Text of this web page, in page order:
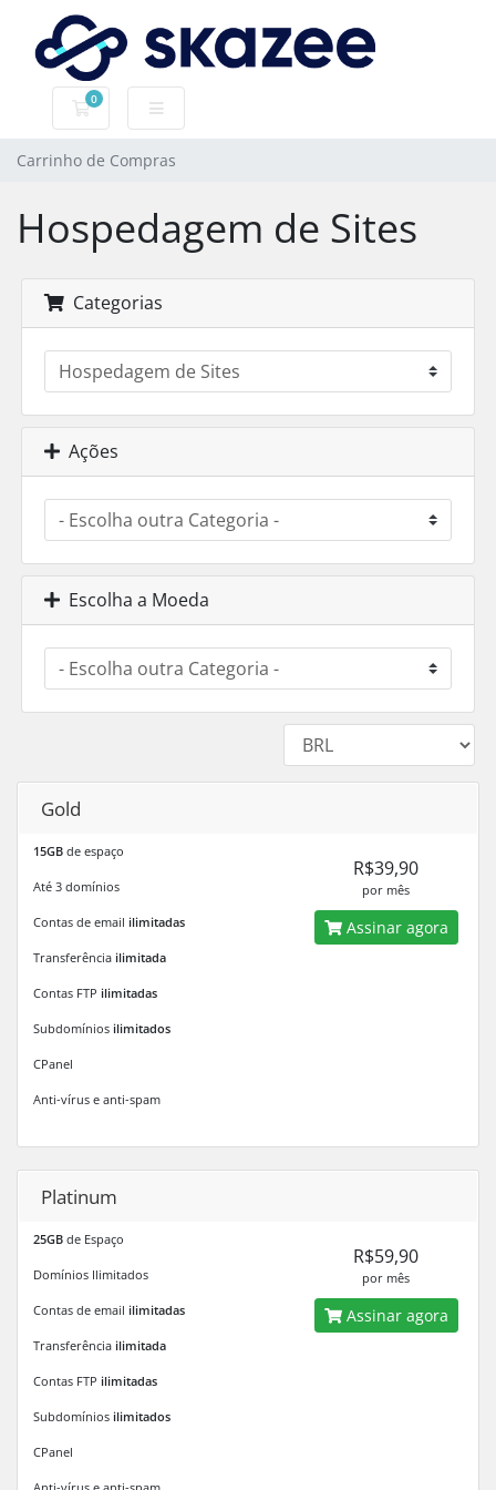
0
Carrinho de Compras
Carrinho de Compras
Hospedagem de Sites
Categorias
Ações
Escolha a Moeda
Gold
15GB de espaço
Até 3 domínios
Contas de email ilimitadas
Transferência ilimitada
Contas FTP ilimitadas
Subdomínios ilimitados
CPanel
Anti-vírus e anti-spam
R$39,90
por mês
Assinar agora
Platinum
25GB de Espaço
Domínios Ilimitados
Contas de email ilimitadas
Transferência ilimitada
Contas FTP ilimitadas
Subdomínios ilimitados
CPanel
R$59,90
por mês
Assinar agora